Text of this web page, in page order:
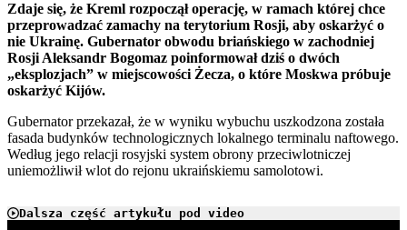
Zdaje się, że Kreml rozpoczął operację, w ramach której chce
przeprowadzać zamachy na terytorium Rosji, aby oskarżyć o
nie Ukrainę. Gubernator obwodu briańskiego w zachodniej
Rosji Aleksandr Bogomaz poinformował dziś o dwóch
„eksplozjach” w miejscowości Żecza, o które Moskwa próbuje
oskarżyć Kijów.
Gubernator przekazał, że w wyniku wybuchu uszkodzona została
fasada budynków technologicznych lokalnego terminalu naftowego.
Według jego relacji rosyjski system obrony przeciwlotniczej
uniemożliwił wlot do rejonu ukraińskiemu samolotowi.
Dalsza część artykułu pod video